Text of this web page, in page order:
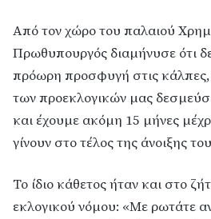
Από τον χώρο του παλαιού
Πρωθυπουργός διαμήνυσε ότι
πρόωρη προσφυγή στις κάλπες,
των προεκλογικών μας
και έχουμε ακόμη 15 μήνες
γίνουν στο τέλος της άνοιξης του
Το ίδιο κάθετος ήταν και στο
εκλογικού νόμου: «Με ρωτάτε